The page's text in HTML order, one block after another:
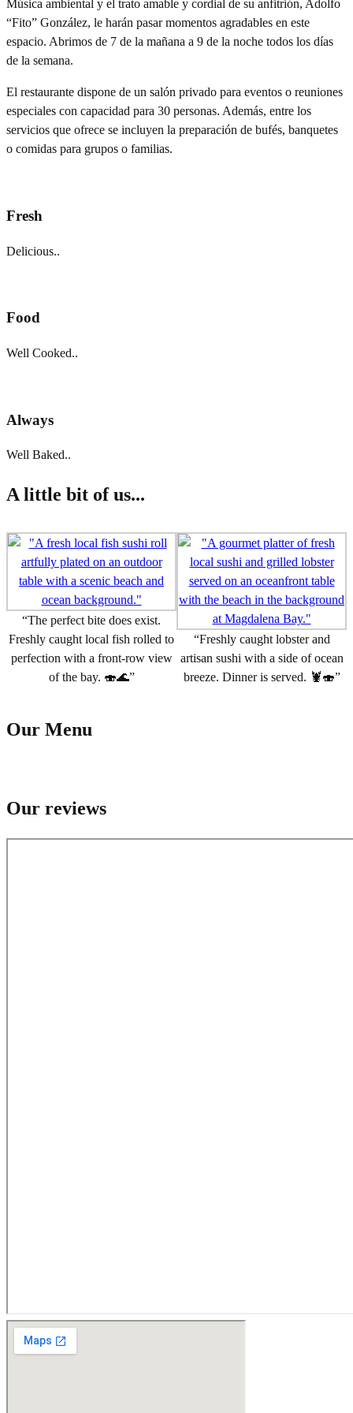
Música ambiental y el trato amable y cordial de su anfitrión, Adolfo
“Fito” González, le harán pasar momentos agradables en este
espacio. Abrimos de 7 de la mañana a 9 de la noche todos los días
de la semana.
El restaurante dispone de un salón privado para eventos o reuniones
especiales con capacidad para 30 personas. Además, entre los
servicios que ofrece se incluyen la preparación de bufés, banquetes
o comidas para grupos o familias.
Fresh
Delicious..
Food
Well Cooked..
Always
Well Baked..
A little bit of us...
“The perfect bite does exist.
Freshly caught local fish rolled to
perfection with a front-row view
of the bay. 🍣🌊”
“Freshly caught lobster and
artisan sushi with a side of ocean
breeze. Dinner is served. 🦞🍣”
Our Menu
Our reviews